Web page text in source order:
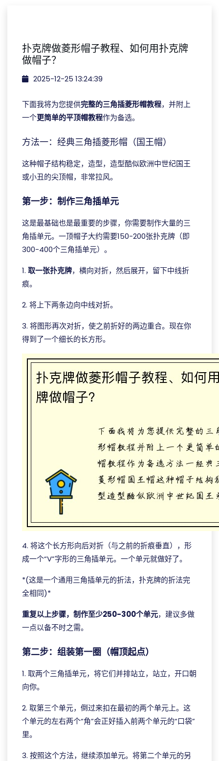
扑克牌做菱形帽子教程、如何用扑克牌
做帽子？
2025-12-25 13:24:39
下面我将为您提供完整的三角插菱形帽教程，并附上
一个更简单的平顶帽教程作为备选。
方法一：经典三角插菱形帽（国王帽）
这种帽子结构稳定，造型，造型酷似欧洲中世纪国王
或小丑的尖顶帽，非常拉风。
第一步：制作三角插单元
这是最基础也是最重要的步骤，你需要制作大量的三
角插单元。一顶帽子大约需要150-200张扑克牌（即
300-400个三角插单元）。
1. 取一张扑克牌，横向对折，然后展开，留下中线折
痕。
2. 将上下两条边向中线对折。
3. 将图形再次对折，使之前折好的两边重合。现在你
得到了一个细长的长方形。
4. 将这个长方形向后对折（与之前的折痕垂直），形
成一个“V”字形的三角插单元。一个单元就做好了。
*(这是一个通用三角插单元的折法，扑克牌的折法完
全相同)*
重复以上步骤，制作至少250-300个单元，建议多做
一点以备不时之需。
第二步：组装第一圈（帽顶起点）
1. 取两个三角插单元，将它们并排站立，站立，开口朝
向你。
2. 取第三个单元，倒过来扣在最初的两个单元上。这
个单元的左右两个“角”会正好插入前两个单元的“口袋”
里。
3. 按照这个方法，继续添加单元。将第二个单元的另